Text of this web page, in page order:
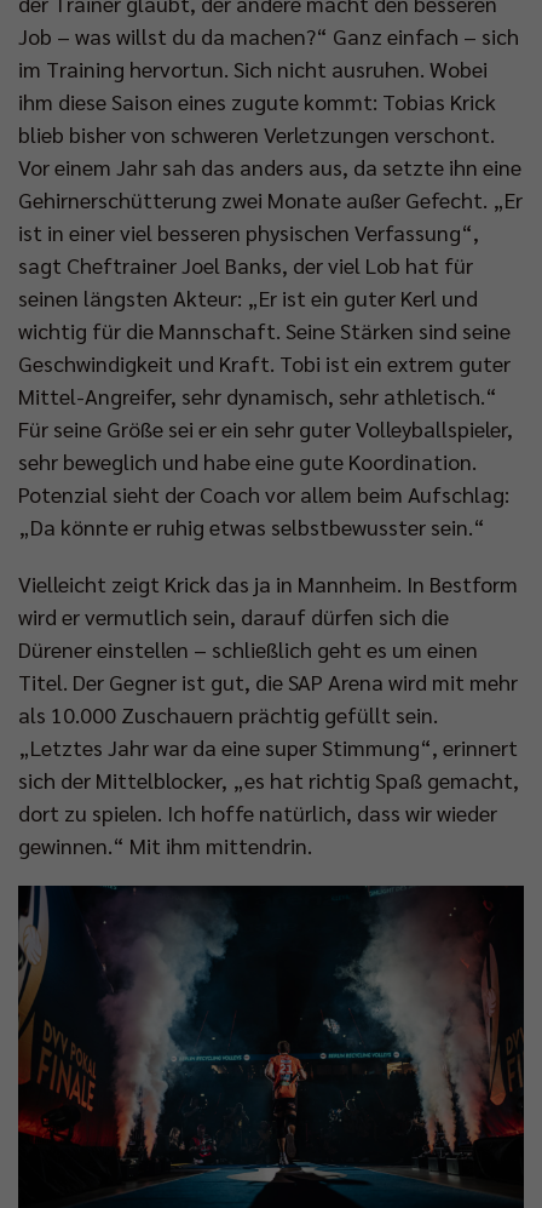
Job – was willst du da machen?“ Ganz einfach – sich
im Training hervortun. Sich nicht ausruhen. Wobei
ihm diese Saison eines zugute kommt: Tobias Krick
blieb bisher von schweren Verletzungen verschont.
Vor einem Jahr sah das anders aus, da setzte ihn eine
Gehirnerschütterung zwei Monate außer Gefecht. „Er
ist in einer viel besseren physischen Verfassung“,
sagt Cheftrainer Joel Banks, der viel Lob hat für
seinen längsten Akteur: „Er ist ein guter Kerl und
wichtig für die Mannschaft. Seine Stärken sind seine
Geschwindigkeit und Kraft. Tobi ist ein extrem guter
Mittel-Angreifer, sehr dynamisch, sehr athletisch.“
Für seine Größe sei er ein sehr guter Volleyballspieler,
sehr beweglich und habe eine gute Koordination.
Potenzial sieht der Coach vor allem beim Aufschlag:
„Da könnte er ruhig etwas selbstbewusster sein.“
Vielleicht zeigt Krick das ja in Mannheim. In Bestform
wird er vermutlich sein, darauf dürfen sich die
Dürener einstellen – schließlich geht es um einen
Titel. Der Gegner ist gut, die SAP Arena wird mit mehr
als 10.000 Zuschauern prächtig gefüllt sein.
„Letztes Jahr war da eine super Stimmung“, erinnert
sich der Mittelblocker, „es hat richtig Spaß gemacht,
dort zu spielen. Ich hoffe natürlich, dass wir wieder
gewinnen.“ Mit ihm mittendrin.